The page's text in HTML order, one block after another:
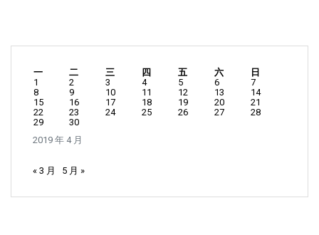
2019 年 4 月
一 二 三 四 五 六
日
1
2 3 4 5 6
7
8
9 10 11 12 13
14
15
16 17 18 19 20
21
22
23 24 25 26 27
28
29
30
« 3 月 5 月 »